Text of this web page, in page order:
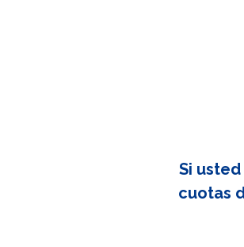
Si
cuotas